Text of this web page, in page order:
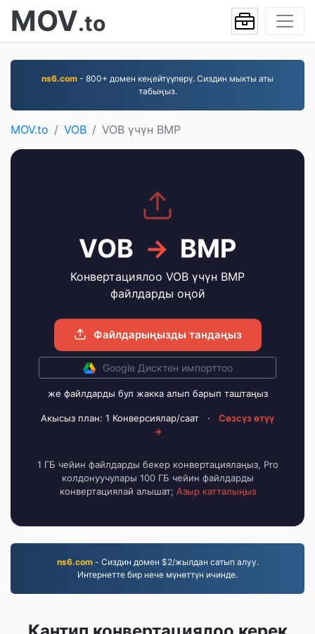
MOV.to
ns6.com - 800+ домен кеңейтүүлөрү. Сиздин мыкты аты
табыңыз.
MOV.to VOB VOB үчүн BMP
VOB → BMP
Конвертациялоо VOB үчүн BMP
файлдарды оңой
Файлдарыңызды тандаңыз
Google Дисктен импорттоо
же файлдарды бул жакка алып барып таштаңыз
Акысыз план: 1 Конверсиялар/саат ·
Сөзсүз өтүү
→
1 ГБ чейин файлдарды бекер конвертациялаңыз, Pro
колдонуучулары 100 ГБ чейин файлдарды
конвертациялай алышат; Азыр катталыңыз
ns6.com- Сиздин домен $2/жылдан сатып алуу.
Интернетте бир нече мүнөттүн ичинде.